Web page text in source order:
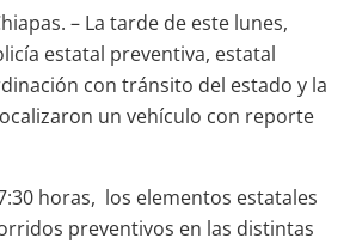
– La tarde de este lunes,
estatal preventiva, estatal
con tránsito del estado y la
un vehículo con reporte
horas, los elementos estatales
preventivos en las distintas